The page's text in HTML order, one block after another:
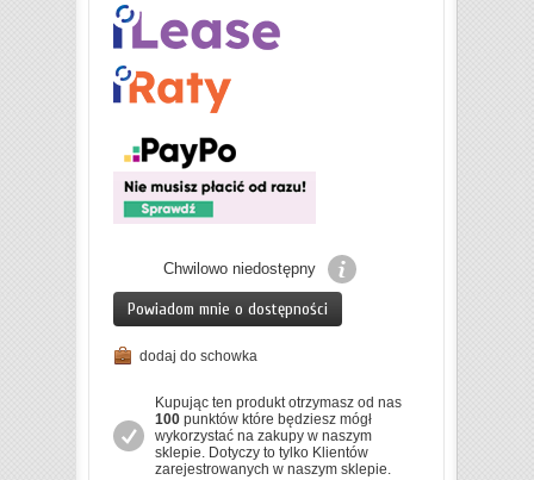
Chwilowo niedostępny
Powiadom mnie o dostępności
dodaj do schowka
Kupując ten produkt otrzymasz od nas
100 punktów które będziesz mógł
wykorzystać na zakupy w naszym
sklepie. Dotyczy to tylko Klientów
zarejestrowanych w naszym sklepie.